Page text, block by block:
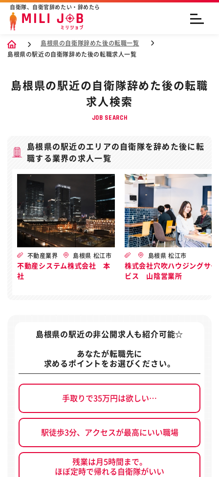
自衛隊、自衛官辞めたい・辞めたら
島根県の自衛隊辞めた後の転職一覧
島根県の駅近の自衛隊辞めた後の転職求人一覧
島根県の駅近の自衛隊辞めた後の転職
求人検索
JOB SEARCH
島根県の駅近のエリアの自衛隊を辞めた後に転
職する業界の求人一覧
不動産業界 島根県 松江市
不動産システム株式会社 本
社
島根県 松江市
株式会社穴吹ハウジングサー
ビス 山陰営業所
島根県の駅近の非公開求人 も紹介可能☆
あなたが転職先に
求めるポイントをお選びください。
手取りで35万円は欲しい…
駅徒歩3分、アクセスが最高にいい職場
残業は月5時間まで。
ほぼ定時で帰れる自衛隊がいい